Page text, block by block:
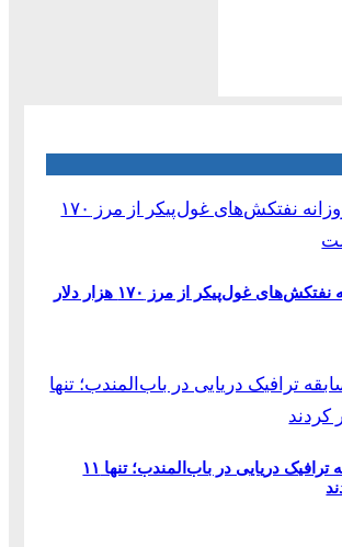
نرخ اجاره روزانه نفتکش‌های غول‌پیکر از مرز ۱۷۰ هزار دلار
سقوط کم‌سابقه ترافیک دریایی در باب‌المندب؛ تنها ۱۱